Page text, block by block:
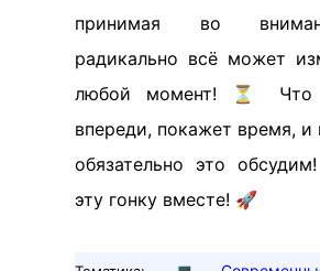
принимая во
радикально всё может
любой момент! ⏳ Что
впереди, покажет время,
обязательно это
эту гонку вместе! 🚀